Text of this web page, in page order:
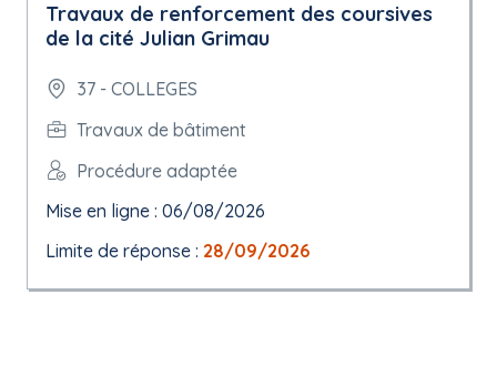
Travaux de renforcement des coursives
de la cité Julian Grimau
37 - COLLEGES
Travaux de bâtiment
Procédure adaptée
Mise en ligne : 06/08/2026
Limite de réponse : 28/09/2026